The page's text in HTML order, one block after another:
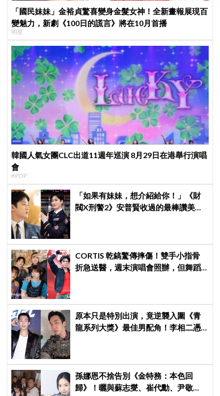
「國民妹妹」金裕貞驚喜變身金髮女神！全新畫報展現百
變魅力，新劇《100日的謊言》將在10月首播
明星
韓國人氣女團CLC出道11週年巡演 8月29日在港舉行演唱
會
KPOP
「如果有妹妹，想介紹給你！」《財
閥X刑警2》安普賢收過的最棒讚美，
CORTIS 乾鎬驚傳摔傷！雙手小指骨
折急送醫，週末演唱會照辦，但舞蹈
原本只是特別出演，竟逆襲入圍《青
龍系列大獎》最佳男配角！李相二憑
孫娜恩不捨告別《金特務：本色回
歸》！曬與蘇志燮、崔代勳、尹敬